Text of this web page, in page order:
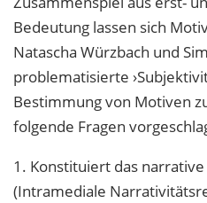
Bedeutung lassen sich
Natascha Würzbach und
problematisierte
Bestimmung von Motiven
folgende Fragen
1. Konstituiert das
(Intramediale